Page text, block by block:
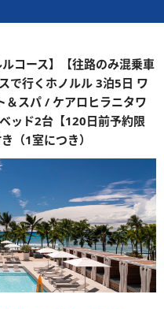
コース】【往路のみ混乗車
で行くホノルル 3泊5日 ワ
＆スパ / ケアロヒラニタワ
ッド2台【120日前予約限
（1室につき）